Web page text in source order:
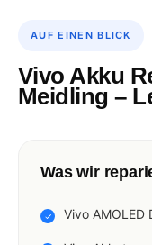
AUF EINEN BLICK
Vivo Akku
Meidling –
Was wir
Vivo AMOLED